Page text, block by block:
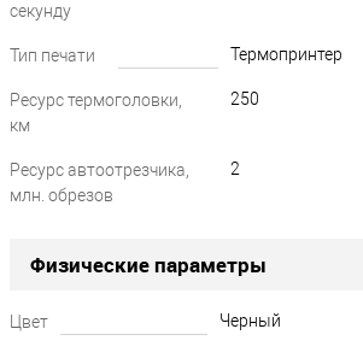
секунду
Тип печати Термопринтер
Ресурс термоголовки,
км
250
Ресурс автоотрезчика,
млн. обрезов
2
Физические параметры
Цвет Черный